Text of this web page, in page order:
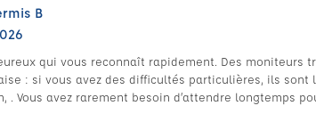
B
qui vous reconnaît rapidement. Des moniteurs
: si vous avez des difficultés particulières, ils
. Vous avez rarement besoin d’attendre longtemps